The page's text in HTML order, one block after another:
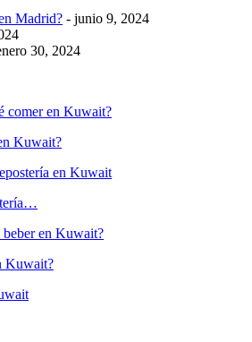
Madrid? - junio 9, 2024
30, 2024
Kuwait?
Kuwait?